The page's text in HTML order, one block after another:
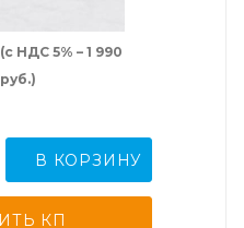
(с НДС 5% – 1 990
руб.)
В КОРЗИНУ